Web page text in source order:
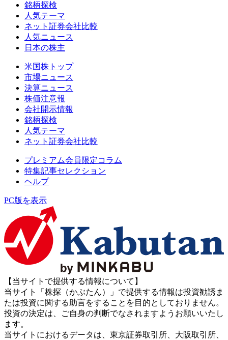
銘柄探検
人気テーマ
ネット証券会社比較
人気ニュース
日本の株主
米国株トップ
市場ニュース
決算ニュース
株価注意報
会社開示情報
銘柄探検
人気テーマ
ネット証券会社比較
プレミアム会員限定コラム
特集記事セレクション
ヘルプ
PC版を表示
【当サイトで提供する情報について】
当サイト「株探（かぶたん）」で提供する情報は投資勧誘ま
たは投資に関する助言をすることを目的としておりません。
投資の決定は、ご自身の判断でなされますようお願いいたし
ます。
当サイトにおけるデータは、東京証券取引所、大阪取引所、